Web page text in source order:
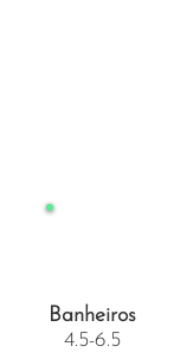
Banheiros
4.5-6.5